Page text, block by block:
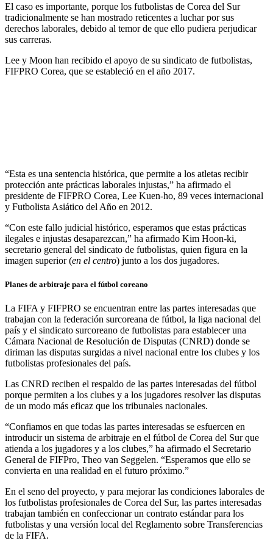
El caso es importante, porque los futbolistas de Corea del Sur
tradicionalmente se han mostrado reticentes a luchar por sus
derechos laborales, debido al temor de que ello pudiera perjudicar
sus carreras.
Lee y Moon han recibido el apoyo de su sindicato de futbolistas,
FIFPRO Corea, que se estableció en el año 2017.
“Esta es una sentencia histórica, que permite a los atletas recibir
protección ante prácticas laborales injustas,” ha afirmado el
presidente de FIFPRO Corea, Lee Kuen-ho, 89 veces internacional
y Futbolista Asiático del Año en 2012.
“Con este fallo judicial histórico, esperamos que estas prácticas
ilegales e injustas desaparezcan,” ha afirmado Kim Hoon-ki,
secretario general del sindicato de futbolistas, quien figura en la
imagen superior (en el centro) junto a los dos jugadores.
Planes de arbitraje para el fútbol coreano
La FIFA y FIFPRO se encuentran entre las partes interesadas que
trabajan con la federación surcoreana de fútbol, la liga nacional del
país y el sindicato surcoreano de futbolistas para establecer una
Cámara Nacional de Resolución de Disputas (CNRD) donde se
diriman las disputas surgidas a nivel nacional entre los clubes y los
futbolistas profesionales del país.
Las CNRD reciben el respaldo de las partes interesadas del fútbol
porque permiten a los clubes y a los jugadores resolver las disputas
de un modo más eficaz que los tribunales nacionales.
“Confiamos en que todas las partes interesadas se esfuercen en
introducir un sistema de arbitraje en el fútbol de Corea del Sur que
atienda a los jugadores y a los clubes,” ha afirmado el Secretario
General de FIFPro, Theo van Seggelen. “Esperamos que ello se
convierta en una realidad en el futuro próximo.”
En el seno del proyecto, y para mejorar las condiciones laborales de
los futbolistas profesionales de Corea del Sur, las partes interesadas
trabajan también en confeccionar un contrato estándar para los
futbolistas y una versión local del Reglamento sobre Transferencias
de la FIFA.